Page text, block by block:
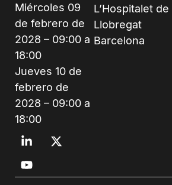
Miércoles 09
de febrero de
2028 – 09:00 a
18:00
Jueves 10 de
febrero de
2028 – 09:00 a
18:00
L’Hospitalet de
Llobregat
Barcelona